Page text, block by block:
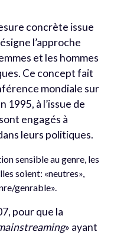
concrète issue
l’approche
et les hommes
Ce concept fait
mondiale sur
1995, à l’issue de
engagés à
leurs politiques.
sensible au genre, les
soient: «neutres»,
genrable».
pour que la
» ayant